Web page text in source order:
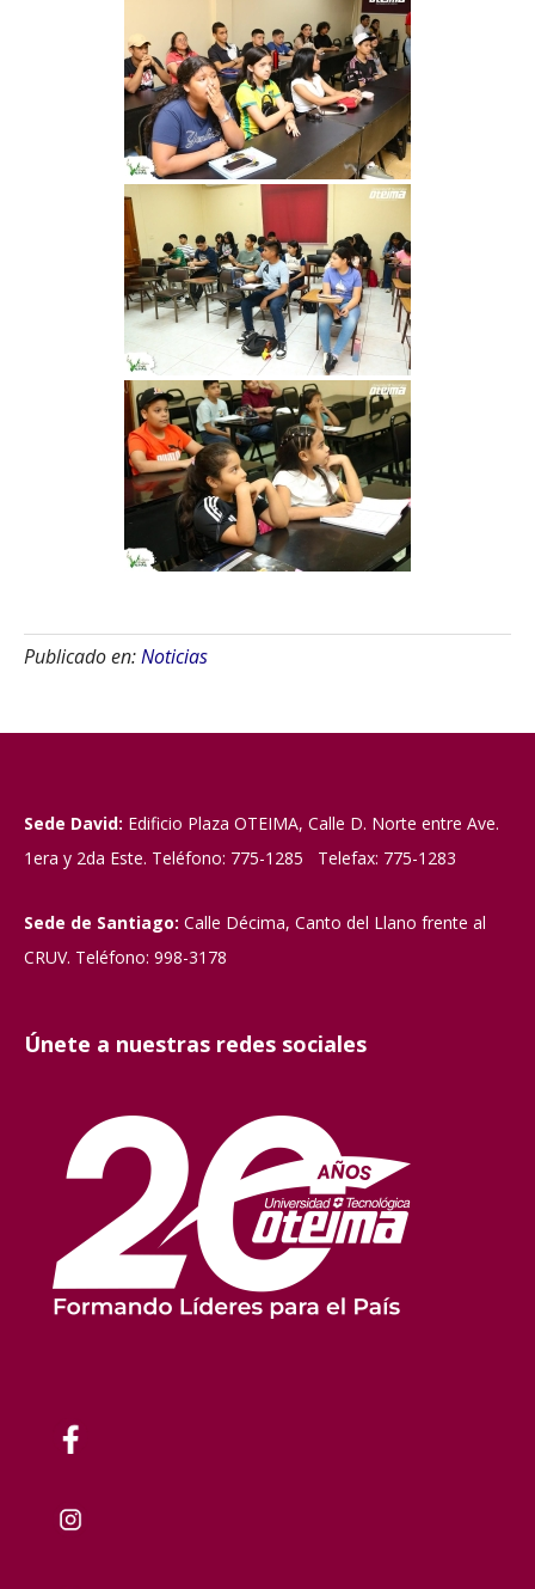
Publicado en:Noticias
Sede David: Edificio Plaza OTEIMA, Calle D. Norte entre Ave.
1era y 2da Este. Teléfono: 775-1285 Telefax: 775-1283
Sede de Santiago: Calle Décima, Canto del Llano frente al
CRUV. Teléfono: 998-3178
Únete a nuestras redes sociales